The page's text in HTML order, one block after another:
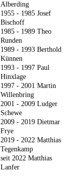
Alberding
1955 - 1985 Josef
Bischoff
1985 - 1989 Theo
Runden
1989 - 1993 Berthold
Künnen
1993 - 1997 Paul
Hinxlage
1997 - 2001 Martin
Willenbring
2001 - 2009 Ludger
Schewe
2009 - 2019 Dietmar
Frye
2019 - 2022 Matthias
Tegenkamp
seit 2022 Matthias
Lanfer